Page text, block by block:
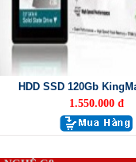
HDD SSD 120Gb
1.550.000 đ